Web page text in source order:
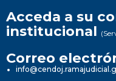
Acceda a su
institucional
Correo